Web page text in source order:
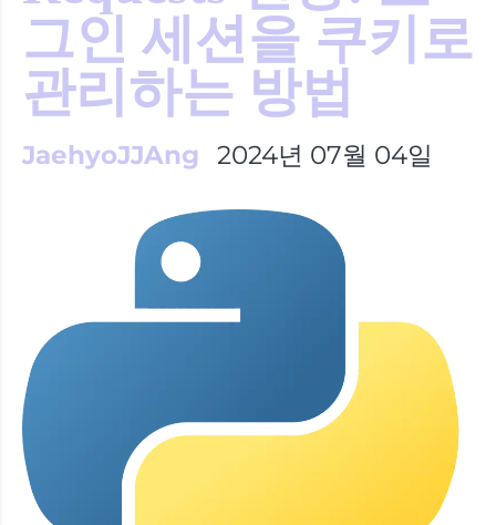
그인 세션을 쿠키로
관리하는 방법
JaehyoJJAng 2024년 07월 04일